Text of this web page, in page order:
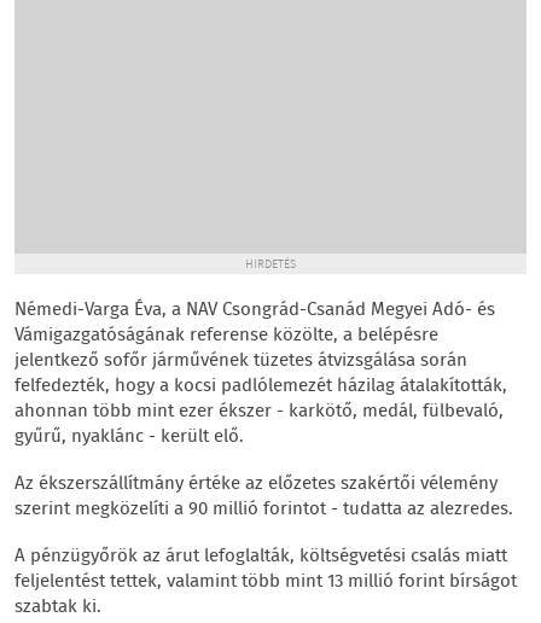
HIRDETÉS
Némedi-Varga Éva, a NAV Csongrád-Csanád Megyei Adó- és
Vámigazgatóságának referense közölte, a belépésre
jelentkező sofőr járművének tüzetes átvizsgálása során
felfedezték, hogy a kocsi padlólemezét házilag átalakították,
ahonnan több mint ezer ékszer - karkötő, medál, fülbevaló,
gyűrű, nyaklánc - került elő.
Az ékszerszállítmány értéke az előzetes szakértői vélemény
szerint megközelíti a 90 millió forintot - tudatta az alezredes.
A pénzügyőrök az árut lefoglalták, költségvetési csalás miatt
feljelentést tettek, valamint több mint 13 millió forint bírságot
szabtak ki.